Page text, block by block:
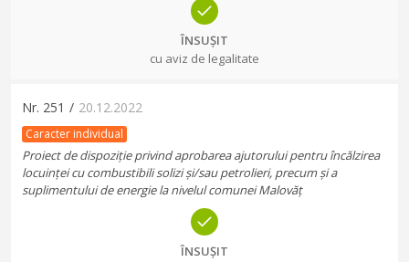
ÎNSUȘIT
cu aviz de legalitate
Nr. 251 / 20.12.2022
Caracter individual
Proiect de dispoziție privind aprobarea ajutorului pentru încălzirea
locuinței cu combustibili solizi și/sau petrolieri, precum și a
suplimentului de energie la nivelul comunei Malovăț
ÎNSUȘIT